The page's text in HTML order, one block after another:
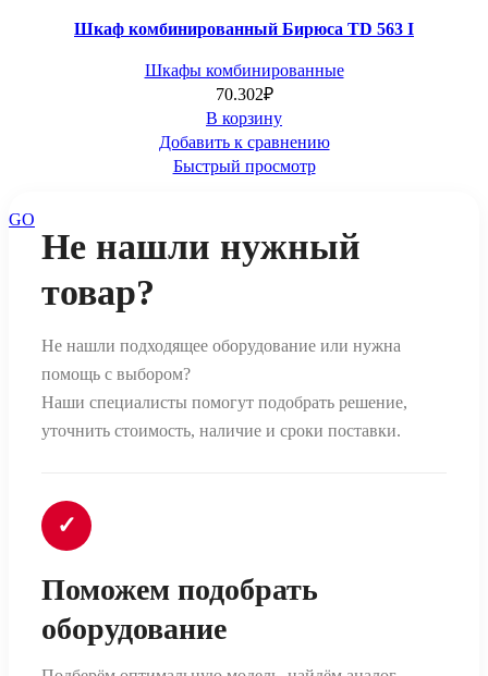
Шкаф комбинированный Бирюса TD 563 I
Шкафы комбинированные
70.302₽
В корзину
Добавить к сравнению
Быстрый просмотр
GO
Не нашли нужный
товар?
Не нашли подходящее оборудование или нужна
помощь с выбором?
Наши специалисты помогут подобрать решение,
уточнить стоимость, наличие и сроки поставки.
✓
Поможем подобрать
оборудование